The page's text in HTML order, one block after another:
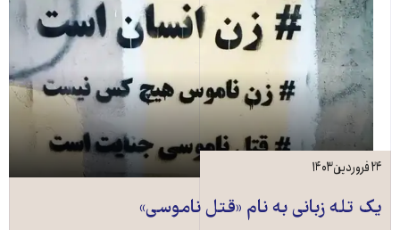
یک تله زبانی به نام «قتل ناموسی»‌
۲۴ فروردین ۱۴۰۳